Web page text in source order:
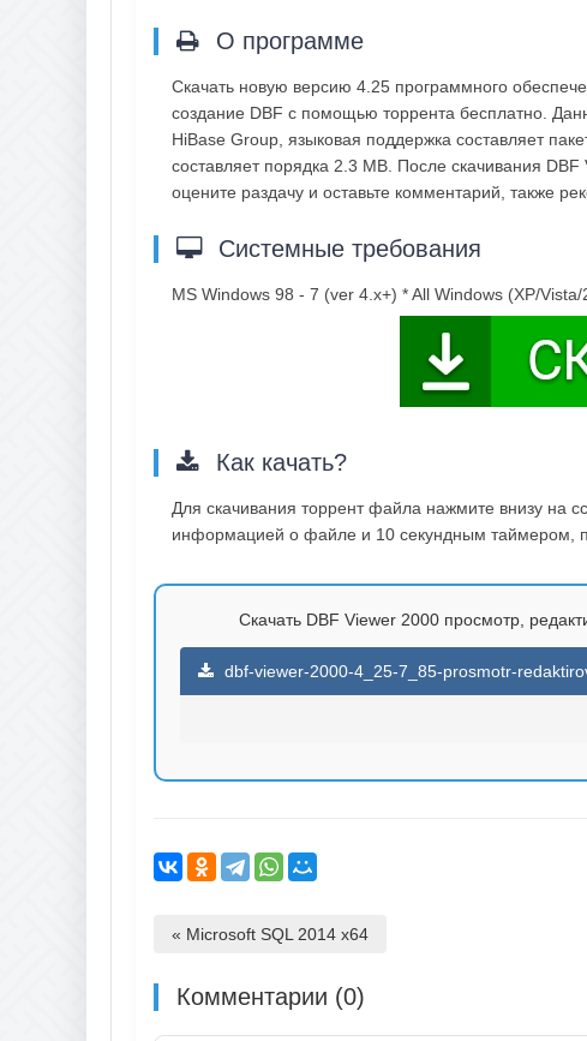
О программе
Скачать новую версию 4.25 программного
создание DBF с помощью торрента бесплатно.
HiBase Group, языковая поддержка составляет
составляет порядка 2.3 MB. После скачивания
оцените раздачу и оставьте комментарий, также
Системные требования
MS Windows 98 - 7 (ver 4.x+) * All Windows (XP/
Как качать?
Для скачивания торрент файла нажмите внизу на
информацией о файле и 10 секундным таймером,
Скачать DBF Viewer 2000 просмотр,
dbf-viewer-2000-4_25-7_85-prosmotr-
« Microsoft SQL 2014 x64
Комментарии (0)